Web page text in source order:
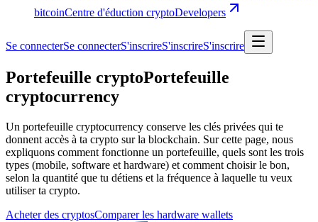
bitcoinCentre d'éduction cryptoDevelopers
Se connecterSe connecterS'inscrireS'inscrireS'inscrire
Portefeuille cryptoPortefeuille
cryptocurrency
Un portefeuille cryptocurrency conserve les clés privées qui te
donnent accès à ta crypto sur la blockchain. Sur cette page, nous
expliquons comment fonctionne un portefeuille, quels sont les trois
types (mobile, software et hardware) et comment choisir le bon,
selon la quantité que tu détiens et la fréquence à laquelle tu veux
utiliser ta crypto.
Acheter des cryptosComparer les hardware wallets